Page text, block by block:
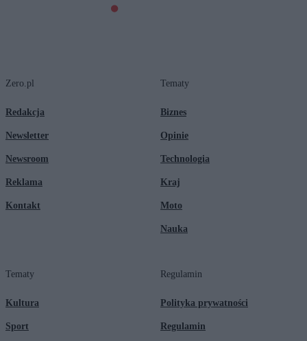
Zero.pl
Redakcja
Newsletter
Newsroom
Reklama
Kontakt
Tematy
Biznes
Opinie
Technologia
Kraj
Moto
Nauka
Tematy
Kultura
Sport
Regulamin
Polityka prywatności
Regulamin